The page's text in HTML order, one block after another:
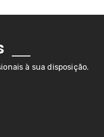
à sua disposição.